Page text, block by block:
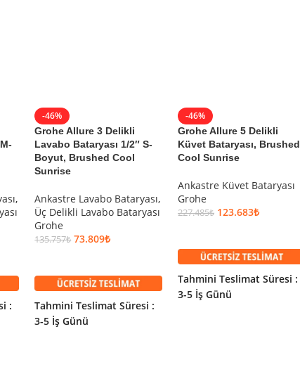
,
:
-46%
Grohe Allure 3 Delikli
Lavabo Bataryası 1/2″ S-
Boyut, Brushed Cool
Sunrise
Ankastre Lavabo Bataryası,
Üç Delikli Lavabo Bataryası
Grohe
135.757₺ 73.809₺
Tahmini Teslimat Süresi :
3-5 İş Günü
-46%
Grohe Allure 5 Delikli
Küvet Bataryası, Brushed
Cool Sunrise
Ankastre Küvet Bataryası
Grohe
227.485₺ 123.683₺
Tahmini Teslimat Süresi :
3-5 İş Günü